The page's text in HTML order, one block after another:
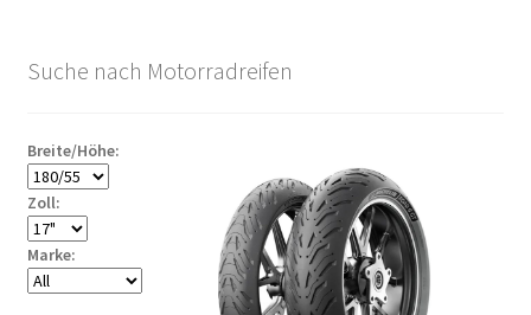
Suche nach Motorradreifen
Breite/Höhe:
Zoll:
Marke: